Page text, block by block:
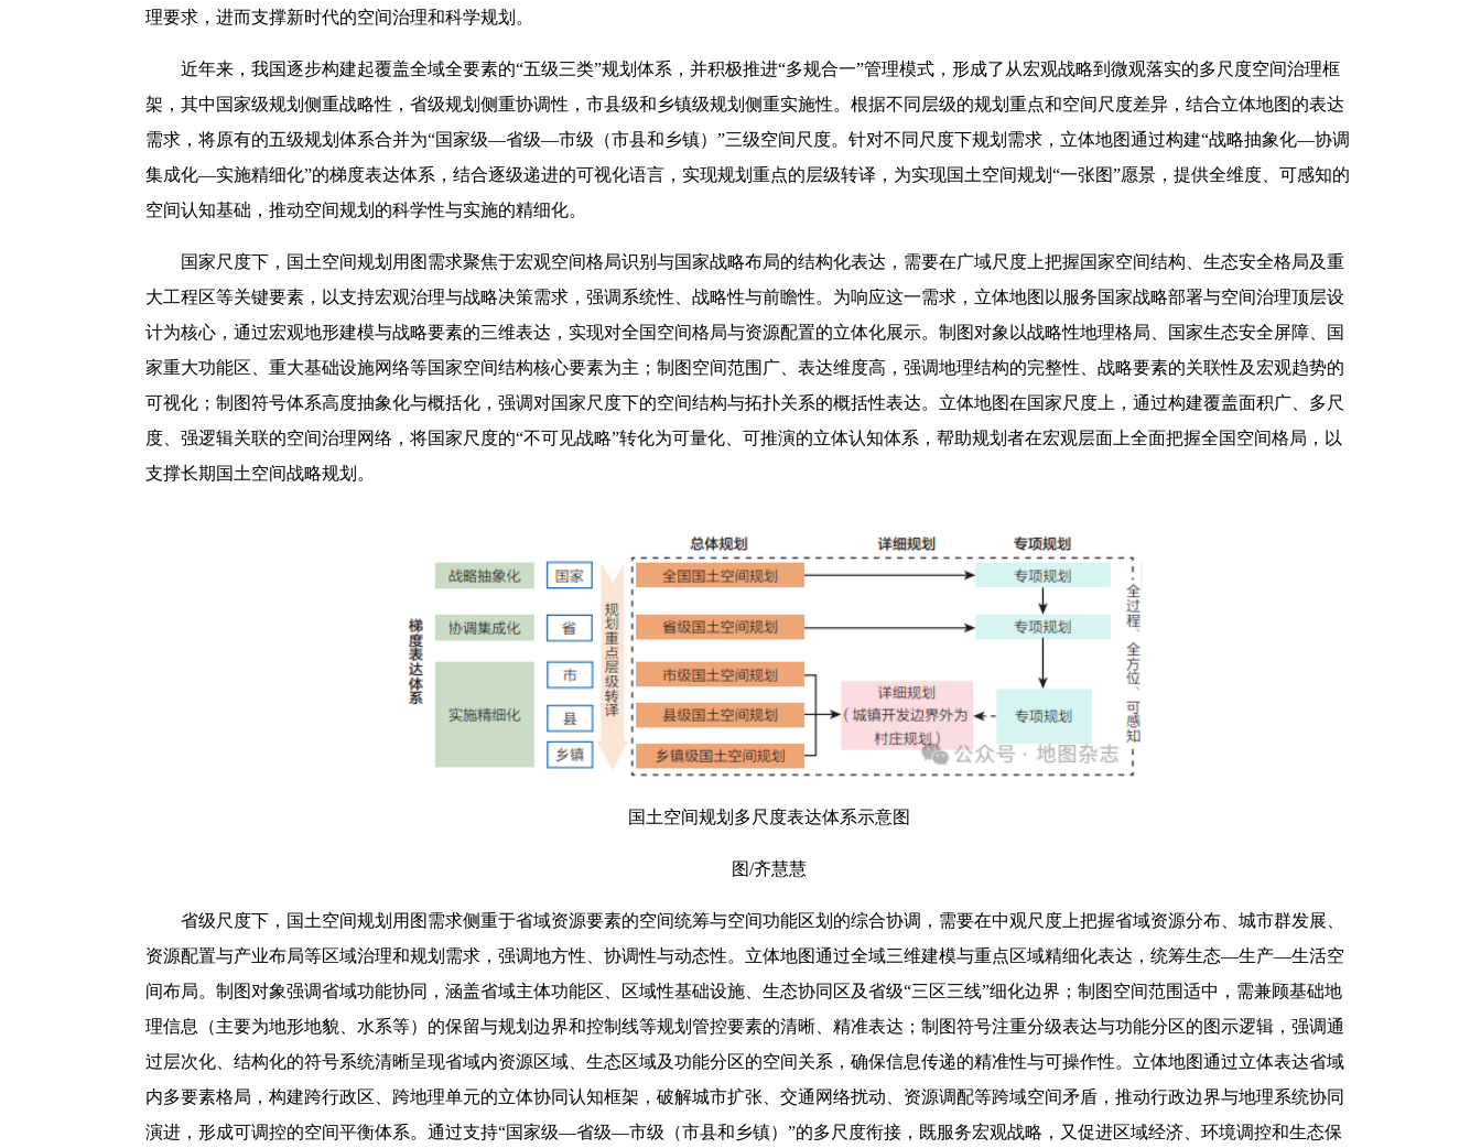
理要求，进而支撑新时代的空间治理和科学规划。
近年来，我国逐步构建起覆盖全域全要素的“五级三类”规划体系，并积极推进“多规合一”管理模式，形成了从宏观战略到微观落实的多尺度空间治理框
架，其中国家级规划侧重战略性，省级规划侧重协调性，市县级和乡镇级规划侧重实施性。根据不同层级的规划重点和空间尺度差异，结合立体地图的表达
需求，将原有的五级规划体系合并为“国家级—省级—市级（市县和乡镇）”三级空间尺度。针对不同尺度下规划需求，立体地图通过构建“战略抽象化—协调
集成化—实施精细化”的梯度表达体系，结合逐级递进的可视化语言，实现规划重点的层级转译，为实现国土空间规划“一张图”愿景，提供全维度、可感知的
空间认知基础，推动空间规划的科学性与实施的精细化。
国家尺度下，国土空间规划用图需求聚焦于宏观空间格局识别与国家战略布局的结构化表达，需要在广域尺度上把握国家空间结构、生态安全格局及重
大工程区等关键要素，以支持宏观治理与战略决策需求，强调系统性、战略性与前瞻性。为响应这一需求，立体地图以服务国家战略部署与空间治理顶层设
计为核心，通过宏观地形建模与战略要素的三维表达，实现对全国空间格局与资源配置的立体化展示。制图对象以战略性地理格局、国家生态安全屏障、国
家重大功能区、重大基础设施网络等国家空间结构核心要素为主；制图空间范围广、表达维度高，强调地理结构的完整性、战略要素的关联性及宏观趋势的
可视化；制图符号体系高度抽象化与概括化，强调对国家尺度下的空间结构与拓扑关系的概括性表达。立体地图在国家尺度上，通过构建覆盖面积广、多尺
度、强逻辑关联的空间治理网络，将国家尺度的“不可见战略”转化为可量化、可推演的立体认知体系，帮助规划者在宏观层面上全面把握全国空间格局，以
支撑长期国土空间战略规划。
国土空间规划多尺度表达体系示意图
图/齐慧慧
省级尺度下，国土空间规划用图需求侧重于省域资源要素的空间统筹与空间功能区划的综合协调，需要在中观尺度上把握省域资源分布、城市群发展、
资源配置与产业布局等区域治理和规划需求，强调地方性、协调性与动态性。立体地图通过全域三维建模与重点区域精细化表达，统筹生态—生产—生活空
间布局。制图对象强调省域功能协同，涵盖省域主体功能区、区域性基础设施、生态协同区及省级“三区三线”细化边界；制图空间范围适中，需兼顾基础地
理信息（主要为地形地貌、水系等）的保留与规划边界和控制线等规划管控要素的清晰、精准表达；制图符号注重分级表达与功能分区的图示逻辑，强调通
过层次化、结构化的符号系统清晰呈现省域内资源区域、生态区域及功能分区的空间关系，确保信息传递的精准性与可操作性。立体地图通过立体表达省域
内多要素格局，构建跨行政区、跨地理单元的立体协同认知框架，破解城市扩张、交通网络扰动、资源调配等跨域空间矛盾，推动行政边界与地理系统协同
演进，形成可调控的空间平衡体系。通过支持“国家级—省级—市级（市县和乡镇）”的多尺度衔接，既服务宏观战略，又促进区域经济、环境调控和生态保